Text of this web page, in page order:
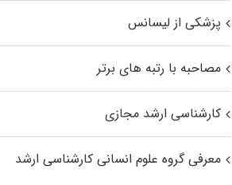
پزشکی از لیسانس
مصاحبه با رتبه های برتر
کارشناسی ارشد مجازی
معرفی گروه علوم انسانی کارشناسی ارشد